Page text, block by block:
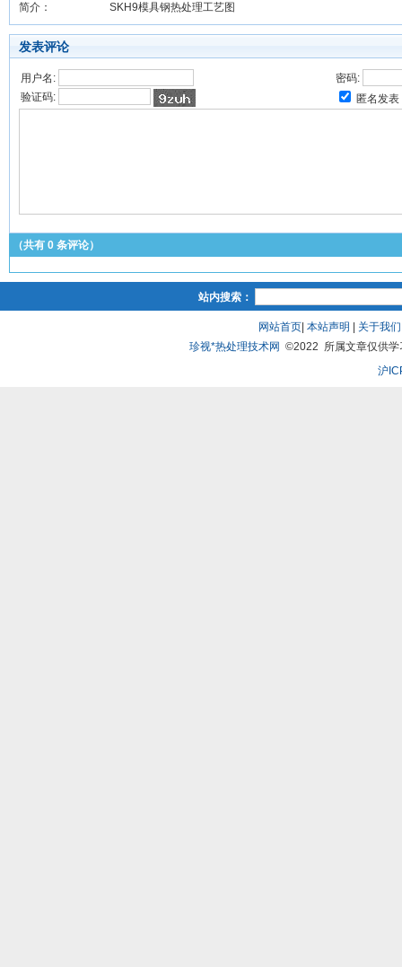
简介：
SKH9模具钢热处理工艺图
发表评论
用户名:
密码:
验证码:
匿名发表
（共有 0 条评论）
站内搜索：
网站首页| 本站声明 关于我们
珍视*热处理技术网 ©2022 所属文章仅供学
沪